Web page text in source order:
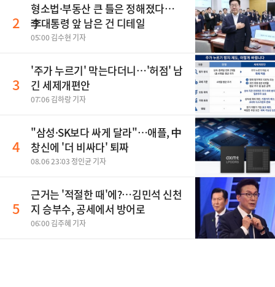
2
형소법·부동산 큰 틀은 정해졌다…
李대통령 앞 남은 건 디테일
05:00 김수현 기자
3
'주가 누르기' 막는다더니…'허점' 남
긴 세제개편안
07:06 김하랑 기자
4
"삼성·SK보다 싸게 달라"…애플, 中
창신에 '더 비싸다' 퇴짜
08.06 23:03 정인균 기자
5
근거는 '적절한 때'에?…김민석 신천
지 승부수, 공세에서 방어로
06:00 김주혜 기자